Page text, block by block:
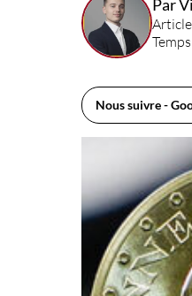
Par
Nous suivre -